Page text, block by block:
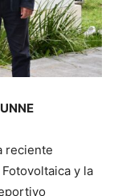
reciente
y la